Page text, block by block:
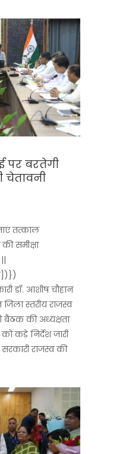
पर बरतेगी
चेतावनी
तत्काल
समीक्षा
डॉ. आशीष चौहान
स्तरीय राजस्व
बैठक की अध्यक्षता
कड़े निर्देश जारी
राजस्व की